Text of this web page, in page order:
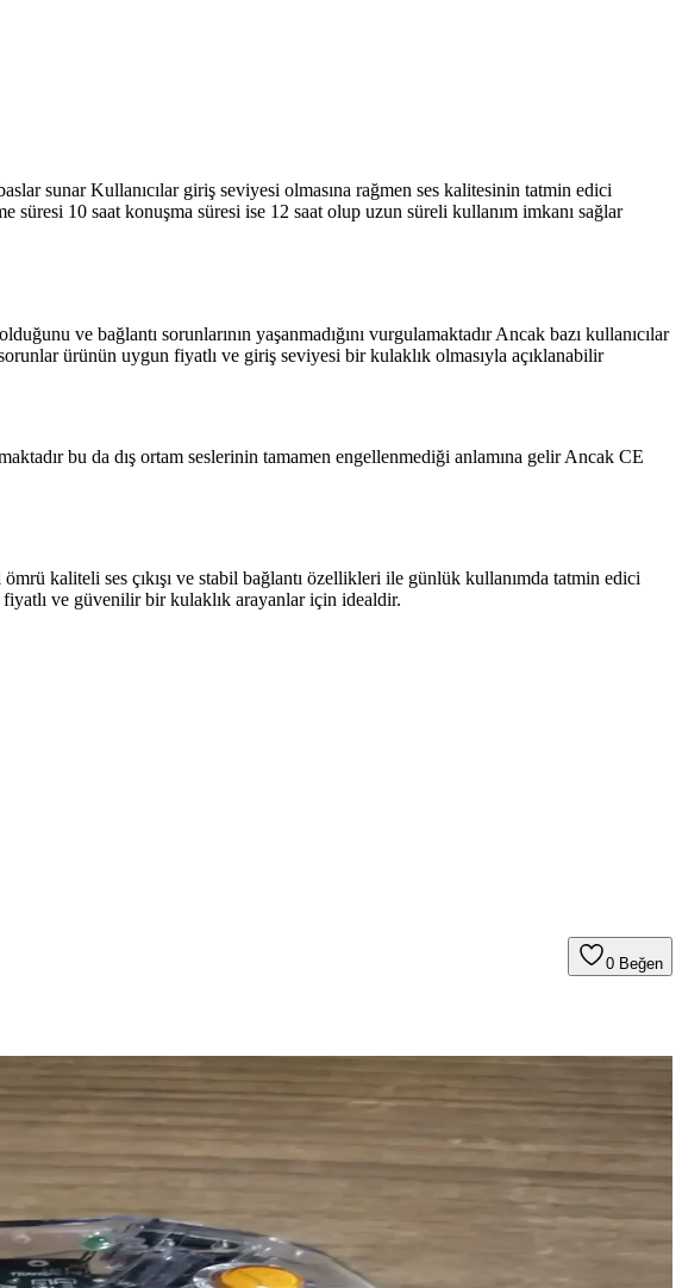
sunar Kullanıcılar giriş seviyesi olmasına rağmen ses kalitesinin tatmin edici
10 saat konuşma süresi ise 12 saat olup uzun süreli kullanım imkanı sağlar
ve bağlantı sorunlarının yaşanmadığını vurgulamaktadır Ancak bazı kullanıcılar
ürünün uygun fiyatlı ve giriş seviyesi bir kulaklık olmasıyla açıklanabilir
bu da dış ortam seslerinin tamamen engellenmediği anlamına gelir Ancak CE
kaliteli ses çıkışı ve stabil bağlantı özellikleri ile günlük kullanımda tatmin edici
ve güvenilir bir kulaklık arayanlar için idealdir.
0 Beğen
yapmanıza yardımcı oluyoruz.
85, yüksek ses kalitesi ve konforuyla dikkat çekiyor.